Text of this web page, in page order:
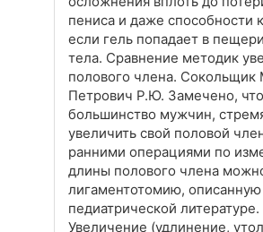
пениса и даже способности
если гель попадает в
тела. Сравнение методик
полового члена.
Петрович Р.Ю. Замечено, что
большинство мужчин,
увеличить свой половой
ранними операциями по
длины полового члена
лигаментотомию, описанную
педиатрической литературе.
Увеличение (удлинение,